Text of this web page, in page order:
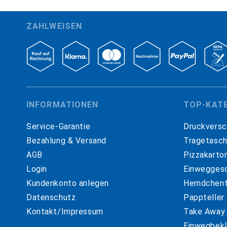
ZAHLWEISEN
INFORMATIONEN
Service-Garantie
Bezahlung & Versand
AGB
Login
Kundenkonto anlegen
Datenschutz
Kontakt/Impressum
TOP-
Pappteller
Take